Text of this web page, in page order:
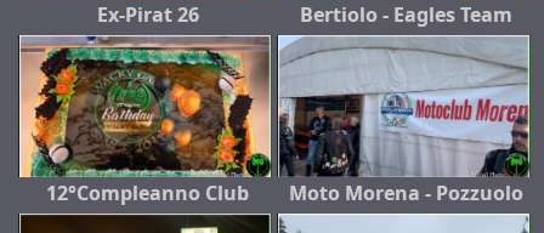
Ex-Pirat 26 Bertiolo - Eagles Team
12°Compleanno Club Moto Morena - Pozzuolo